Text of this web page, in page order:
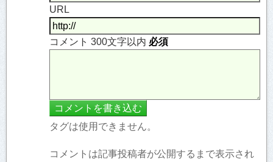
URL
コメント 300文字以内 必須
タグは使用できません。
コメントは記事投稿者が公開するまで表示され